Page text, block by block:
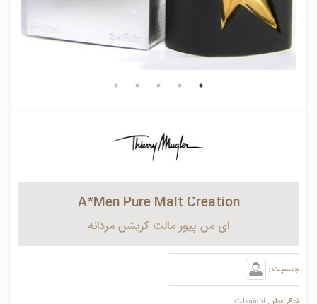
A*Men Pure Malt Creation
ای من پیور مالت کریشن مردانه
جنسیت :
نوع عطر : ادوتویلت